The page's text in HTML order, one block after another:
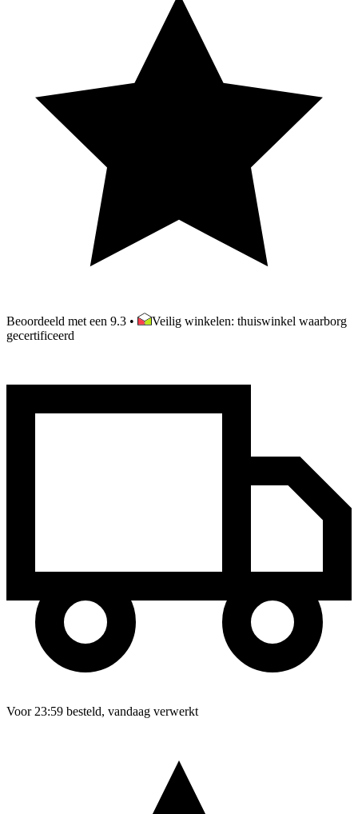
Beoordeeld met een 9.3 •
Veilig winkelen: thuiswinkel waarborg
gecertificeerd
Voor 23:59 besteld, vandaag verwerkt